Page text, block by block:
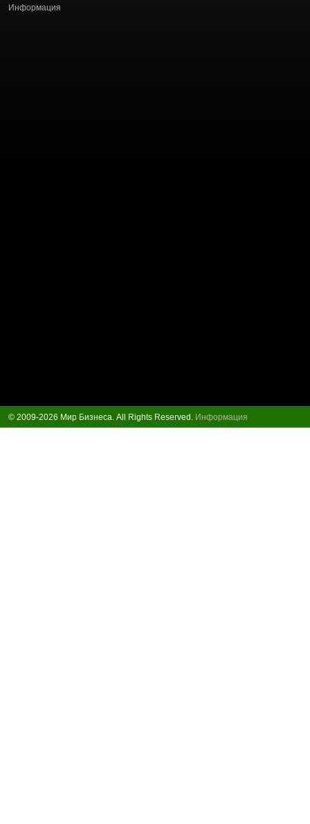
Информация
© 2009-2026 Мир Бизнеса. All Rights Reserved. Информация